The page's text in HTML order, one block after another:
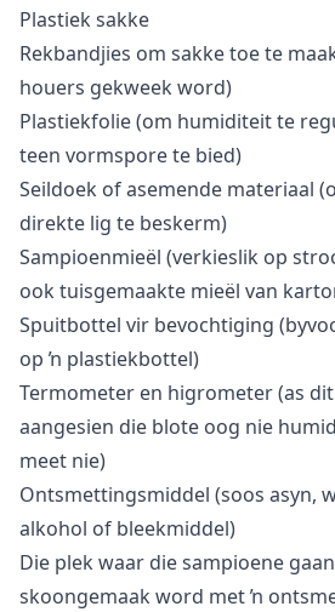
Plastiek sakke
Rekbandjies om sakke toe te
houers gekweek word)
Plastiekfolie (om humiditeit te
teen vormspore te bied)
Seildoek of asemende materiaal
direkte lig te beskerm)
Sampioenmieël (verkieslik op
ook tuisgemaakte mieël van
Spuitbottel vir bevochtiging
op ŉ plastiekbottel)
Termometer en higrometer (as
aangesien die blote oog nie
meet nie)
Ontsmettingsmiddel (soos asyn,
alkohol of bleekmiddel)
Die plek waar die sampioene
skoongemaak word met ŉ